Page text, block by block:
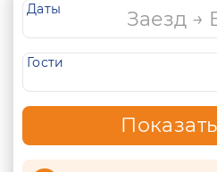
Даты
Гости